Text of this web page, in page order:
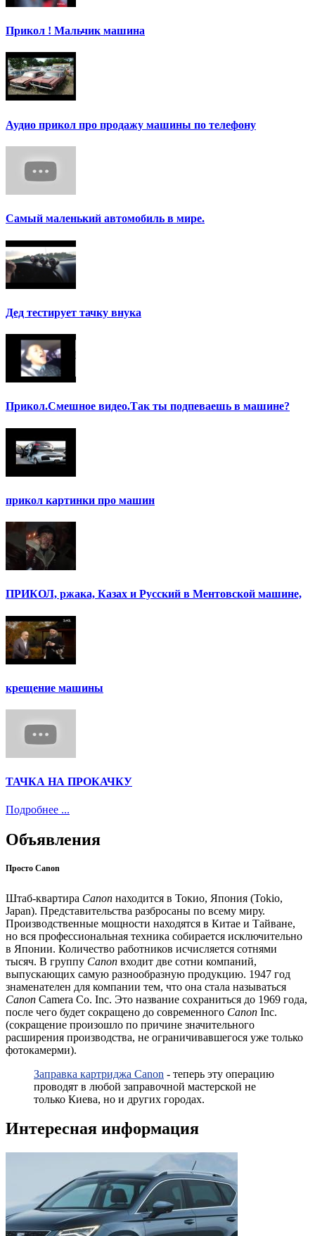
Прикол ! Мальчик машина
Аудио прикол про продажу машины по телефону
Самый маленький автомобиль в мире.
Дед тестирует тачку внука
Прикол.Смешное видео.Так ты подпеваешь в машине?
прикол картинки про машин
ПРИКОЛ, ржака, Казах и Русский в Ментовской машине,
крещение машины
ТАЧКА НА ПРОКАЧКУ
Подробнее ...
Объявления
Просто Canon
Штаб-квартира Canon находится в Токио, Япония (Tokio,
Japan). Представительства разбросаны по всему миру.
Производственные мощности находятся в Китае и Тайване,
но вся профессиональная техника собирается исключительно
в Японии. Количество работников исчисляется сотнями
тысяч. В группу Canon входит две сотни компаний,
выпускающих самую разнообразную продукцию. 1947 год
знаменателен для компании тем, что она стала называться
Canon Camera Co. Inc. Это название сохраниться до 1969 года,
после чего будет сокращено до современного Canon Inc.
(сокращение произошло по причине значительного
расширения производства, не ограничивавшегося уже только
фотокамерми).
Заправка картриджа Canon - теперь эту операцию
проводят в любой заправочной мастерской не
только Киева, но и других городах.
Интересная информация